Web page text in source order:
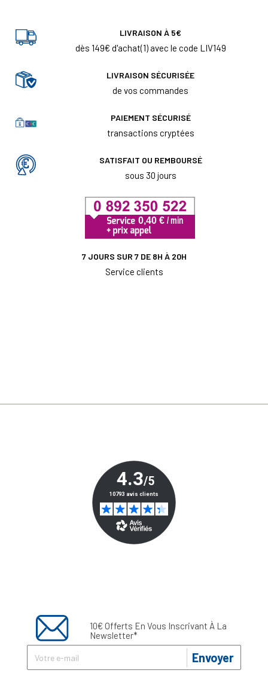
LIVRAISON À 5€
dès 149€ d'achat(1) avec le code LIV149
LIVRAISON SÉCURISÉE
de vos commandes
PAIEMENT SÉCURISÉ
transactions cryptées
SATISFAIT OU REMBOURSÉ
sous 30 jours
7 JOURS SUR 7 DE 8H À 20H
Service clients
10€ Offerts En Vous Inscrivant À La
Newsletter*
Envoyer